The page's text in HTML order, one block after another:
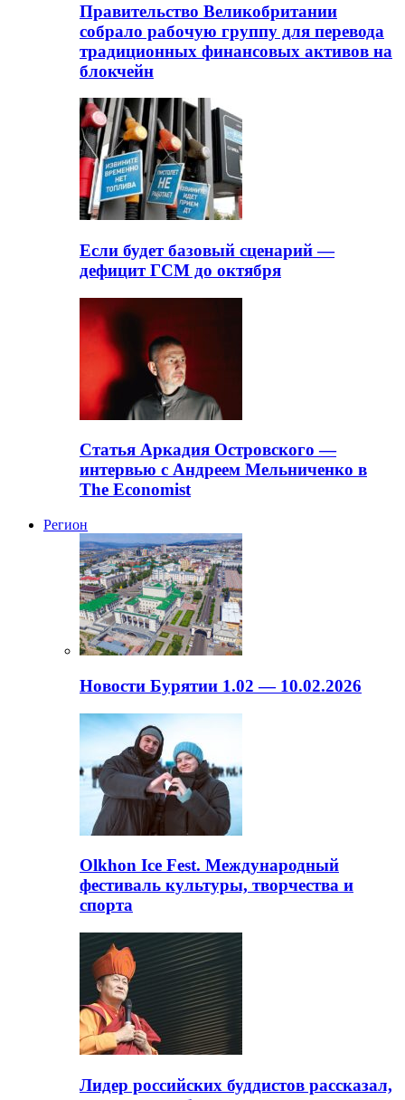
Правительство Великобритании
собрало рабочую группу для перевода
традиционных финансовых активов на
блокчейн
Если будет базовый сценарий —
дефицит ГСМ до октября
Статья Аркадия Островского —
интервью с Андреем Мельниченко в
The Economist
Регион
Новости Бурятии 1.02 — 10.02.2026
Olkhon Ice Fest. Международный
фестиваль культуры, творчества и
спорта
Лидер российских буддистов рассказал,